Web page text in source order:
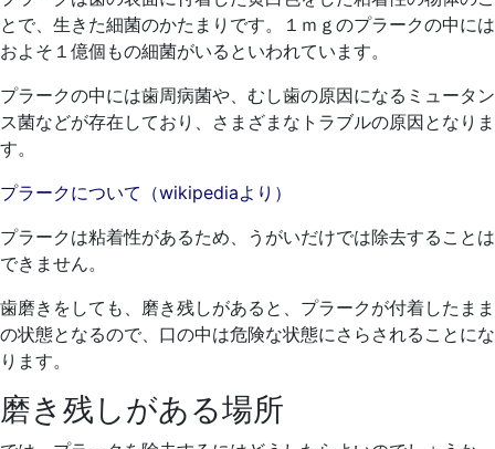
とで、生きた細菌のかたまりです。１ｍｇのプラークの中には
およそ１億個もの細菌がいるといわれています。
プラークの中には歯周病菌や、むし歯の原因になるミュータン
ス菌などが存在しており、さまざまなトラブルの原因となりま
す。
プラークについて（wikipediaより）
プラークは粘着性があるため、うがいだけでは除去することは
できません。
歯磨きをしても、磨き残しがあると、プラークが付着したまま
の状態となるので、口の中は危険な状態にさらされることにな
ります。
磨き残しがある場所